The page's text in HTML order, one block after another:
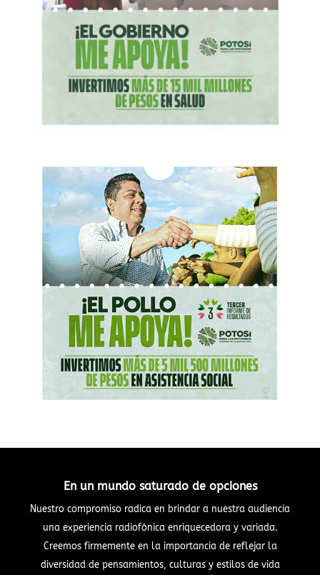
En un mundo saturado de opciones
Nuestro compromiso radica en brindar a nuestra audiencia
una experiencia radiofónica enriquecedora y variada.
Creemos firmemente en la importancia de reflejar la
diversidad de pensamientos, culturas y estilos de vida